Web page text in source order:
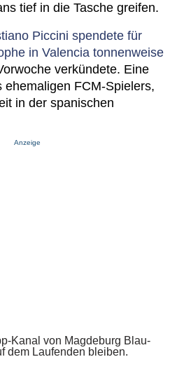
tief in die Tasche greifen.
Piccini spendete für
in Valencia tonnenweise
verkündete. Eine
ehemaligen FCM-Spielers,
in der spanischen
Anzeige